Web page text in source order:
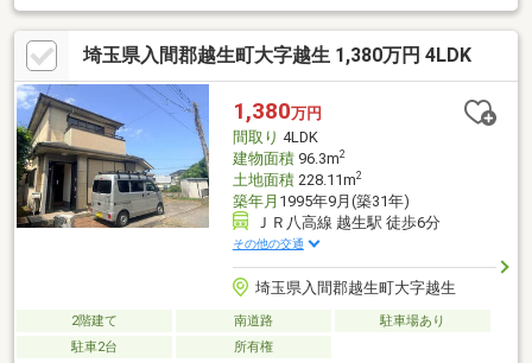
境】泉野小学校…徒歩15分毛呂山中学校…徒歩38分ローソン…徒歩
6分いなげや…徒歩27分イオンスタイル毛呂山…徒歩34分～リフォ
ーム工事・住宅ローンのご相談もお任せください～住宅ローンの
ご提案のほか、頭金や諸費用、計画的な月々のお支払いに至るま
で丁寧にご説明させて頂きます。また、提携銀行にて住宅ローン
金利の大幅優遇もございます。☆歓迎中国籍！有中国籍員工中文
対応！代理貸款（没有永住・0首付可）
埼玉県入間郡越生町大字越生 1,380万円 4LDK
1,380万円
間取り 4LDK
建物面積96.3m2
土地面積228.11m2
築年月 1995年9月(築31年)
ＪＲ八高線 越生駅 徒歩6分
その他の交通
埼玉県入間郡越生町大字越生
2階建て 南道路
駐車場あり
駐車2台
所有権